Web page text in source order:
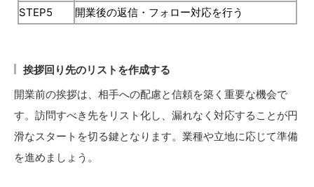
STEP5 開業後の返信・フォロー対応を行う
挨拶回り先のリストを作成する
開業前の挨拶は、相手への配慮と信頼を築く重要な機会で
す。訪問すべき先をリスト化し、漏れなく対応することが円
滑なスタートを切る鍵となります。業種や立地に応じて準備
を進めましょう。